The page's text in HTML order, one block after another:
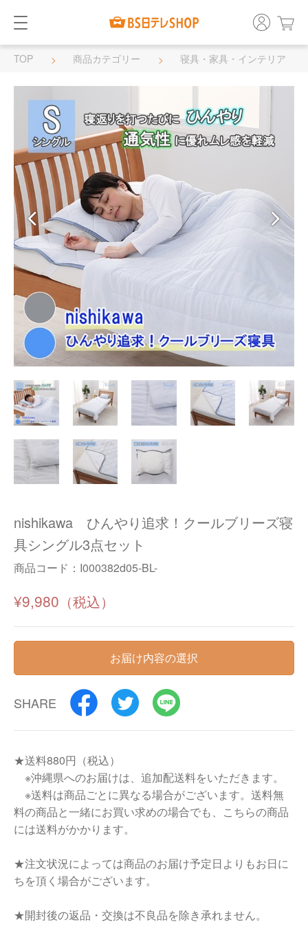
TOP 商品カテゴリー
寝具・家具・インテリア
寝具
nishikawa ひんやり追求！クールブリーズ寝
具シングル3点セット
商品コード： I000382d05-BL-
¥9,980
お届け内容の選択
SHARE
★送料880円（税込）
※沖縄県へのお届けは、追加配送料をいただきます。
※送料は商品ごとに異なる場合がございます。送料無
料の商品と一緒にお買い求めの場合でも、こちらの商品
には送料がかかります。
★注文状況によっては商品のお届け予定日よりもお日に
ちを頂く場合がございます。
★開封後の返品・交換は不良品を除き承れません。